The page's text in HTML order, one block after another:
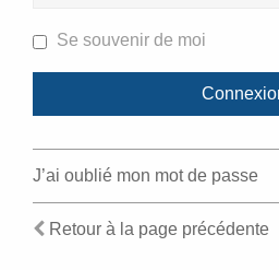
Se souvenir de moi
J’ai oublié mon mot de passe
Retour à la page précédente